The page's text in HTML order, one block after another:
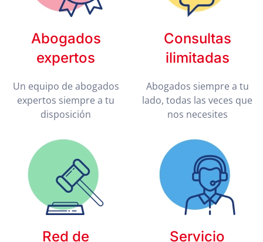
Abogados
expertos
Un equipo de abogados
expertos siempre a tu
disposición
Consultas
ilimitadas
Abogados siempre a tu
lado, todas las veces que
nos necesites
Red de
Servicio